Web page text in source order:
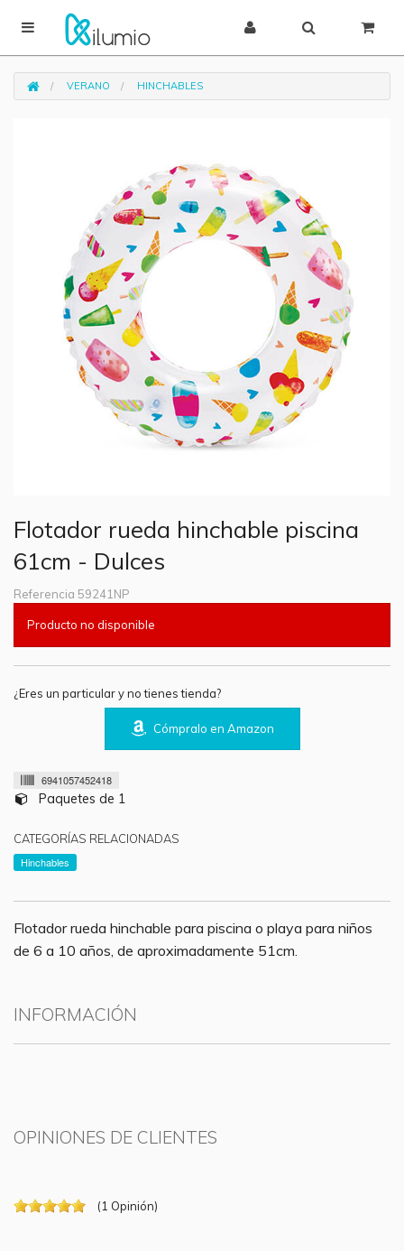
VERANO HINCHABLES
Flotador rueda hinchable piscina
61cm - Dulces
Referencia 59241NP
Producto no disponible
¿Eres un particular y no tienes tienda?
Cómpralo en Amazon
6941057452418
Paquetes de 1
CATEGORÍAS RELACIONADAS
Hinchables
Flotador rueda hinchable para piscina o playa para niños
de 6 a 10 años, de aproximadamente 51cm.
INFORMACIÓN
OPINIONES DE CLIENTES
(1 Opinión)